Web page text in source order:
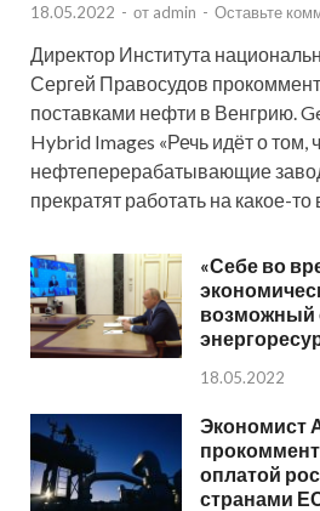
18.05.2022 - от admin - Оставьте
Директор Института
Сергей Правосудов
поставками нефти в Венгрию.
Hybrid Images «Речь идёт о том,
нефтеперерабатывающие
прекратят работать на какое-
«Себе во
возможный
18.05.2022
Экономист
оплатой
странами